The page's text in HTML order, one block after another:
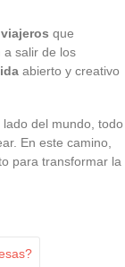
que
a salir de los
abierto y creativo
del mundo, todo
En este camino,
para transformar la